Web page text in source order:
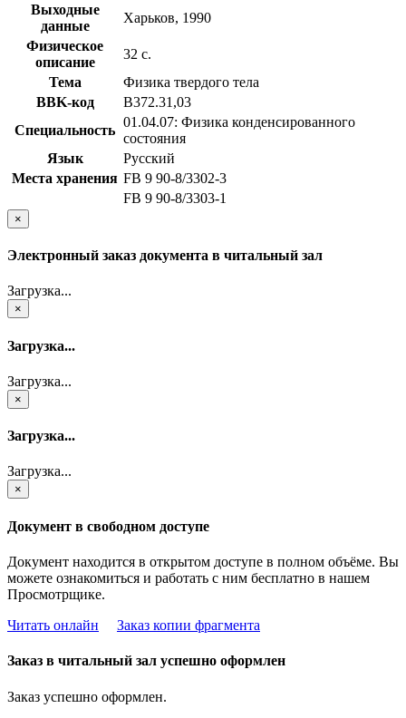
Выходные
данные
Харьков, 1990
Физическое
описание
32 с.
Тема
Физика твердого тела
BBK-код
В372.31,03
Специальность
01.04.07: Физика конденсированного
состояния
Язык
Русский
Места хранения FB 9 90-8/3302-3
FB 9 90-8/3303-1
×
Электронный заказ документа в читальный зал
Загрузка...
×
Загрузка...
Загрузка...
×
Загрузка...
Загрузка...
×
Документ в свободном доступе
Документ находится в открытом доступе в полном объёме. Вы
можете ознакомиться и работать с ним бесплатно в нашем
Просмотрщике.
Читать онлайн
Заказ копии фрагмента
Заказ в читальный зал успешно оформлен
Заказ успешно оформлен.